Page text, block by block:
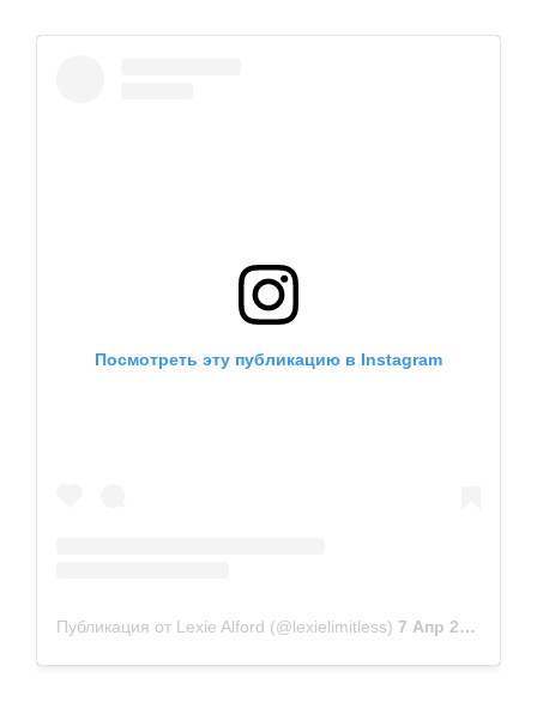
Посмотреть эту публикацию в Instagram
Публикация от Lexie Alford (@lexielimitless) 7 Апр 2019 в 3:30 PDT